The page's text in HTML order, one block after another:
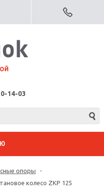
14-03
опоры
-
колесо ZKP 125